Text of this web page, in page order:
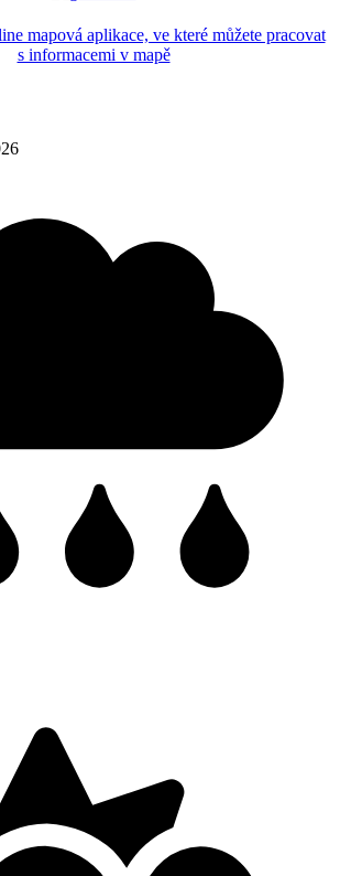
mapová aplikace, ve které můžete pracovat
s informacemi v mapě